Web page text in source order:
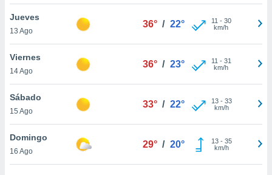
de
sitio
de que
sean
para
ni para
Jueves
13 Ago
36° / 22° 11 - 30
km/h
Viernes
14 Ago
36° / 23° 11 - 31
km/h
Sábado
15 Ago
33° / 22° 13- 33
km/h
Domingo
16 Ago
29° / 20° 13- 35
km/h